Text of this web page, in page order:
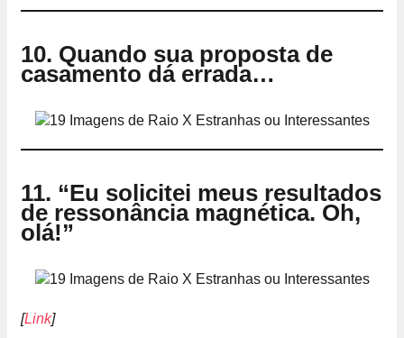
10. Quando sua proposta de
casamento dá errada…
11. “Eu solicitei meus resultados
de ressonância magnética. Oh,
olá!”
[Link]